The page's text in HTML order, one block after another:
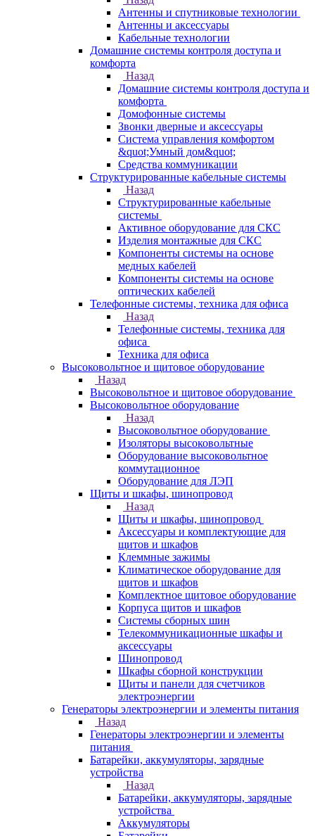
Антенны и спутниковые технологии
Антенны и аксессуары
Кабельные технологии
Домашние системы контроля доступа и
комфорта
Назад
Домашние системы контроля доступа и
комфорта
Домофонные системы
Звонки дверные и аксессуары
Система управления комфортом
&quot;Умный дом&quot;
Средства коммуникации
Структурированные кабельные системы
Назад
Структурированные кабельные
системы
Активное оборудование для СКС
Изделия монтажные для СКС
Компоненты системы на основе
медных кабелей
Компоненты системы на основе
оптических кабелей
Телефонные системы, техника для офиса
Назад
Телефонные системы, техника для
офиса
Техника для офиса
Высоковольтное и щитовое оборудование
Назад
Высоковольтное и щитовое оборудование
Высоковольтное оборудование
Назад
Высоковольтное оборудование
Изоляторы высоковольтные
Оборудование высоковольтное
коммутационное
Оборудование для ЛЭП
Щиты и шкафы, шинопровод
Назад
Щиты и шкафы, шинопровод
Аксессуары и комплектующие для
щитов и шкафов
Клеммные зажимы
Климатическое оборудование для
щитов и шкафов
Комплектное щитовое оборудование
Корпуса щитов и шкафов
Системы сборных шин
Телекоммуникационные шкафы и
аксессуары
Шинопровод
Шкафы сборной конструкции
Щиты и панели для счетчиков
электроэнергии
Генераторы электроэнергии и элементы питания
Назад
Генераторы электроэнергии и элементы
питания
Батарейки, аккумуляторы, зарядные
устройства
Назад
Батарейки, аккумуляторы, зарядные
устройства
Аккумуляторы